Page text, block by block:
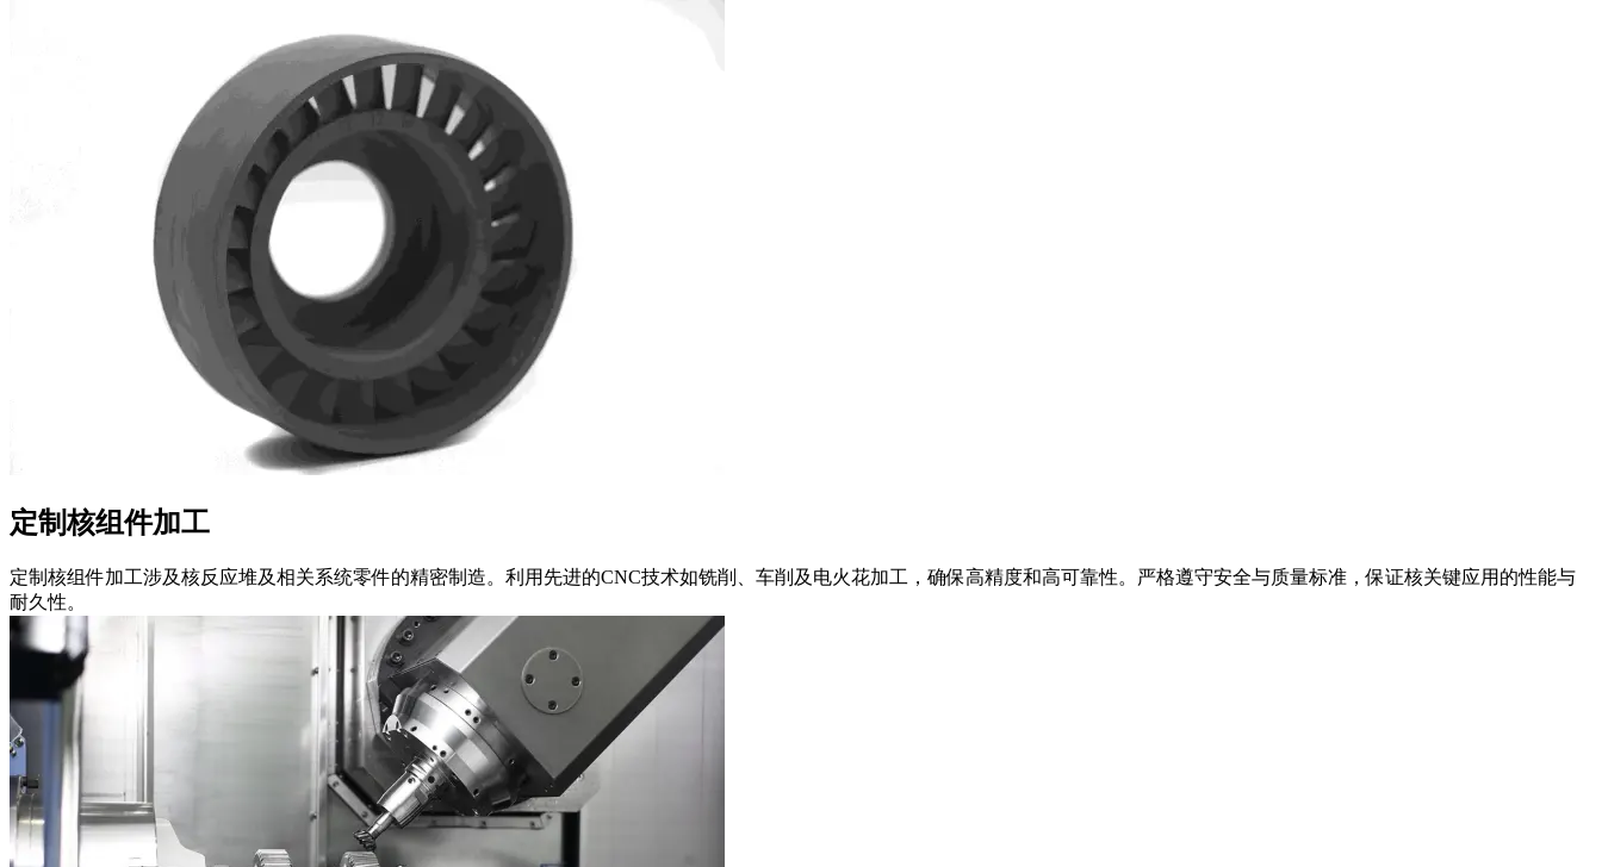
定制核组件加工
定制核组件加工涉及核反应堆及相关系统零件的精密制造。利用先进的CNC技术如铣削、车削及电火花加工，确保高精度和高可靠性。严格遵守安全与质量标准，保证核关键应用的性能与
耐久性。